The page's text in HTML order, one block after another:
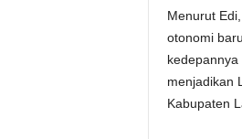
Menurut
otonomi
menjadikan
Kabupaten